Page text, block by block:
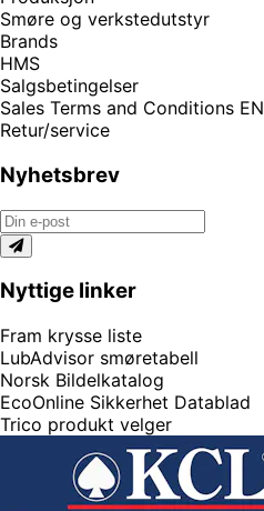
Smøre og verkstedutstyr
Brands
HMS
Salgsbetingelser
Sales Terms and Conditions EN
Retur/service
Nyhetsbrev
Nyttige linker
Fram krysse liste
LubAdvisor smøretabell
Norsk Bildelkatalog
EcoOnline Sikkerhet Datablad
Trico produkt velger